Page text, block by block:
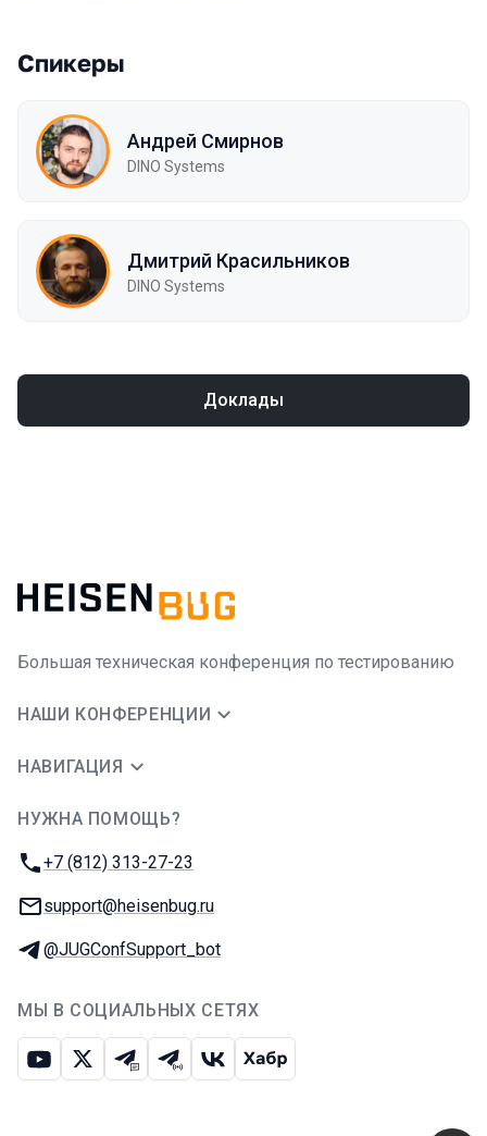
Спикеры
Андрей Смирнов
DINO Systems
Дмитрий Красильников
DINO Systems
Доклады
Большая техническая конференция по тестированию
НАШИ КОНФЕРЕНЦИИ
НАВИГАЦИЯ
НУЖНА ПОМОЩЬ?
Телефон:
+7 (812) 313-27-23
E-mail:
support@heisenbug.ru
Телеграм:
@JUGConfSupport_bot
МЫ В СОЦИАЛЬНЫХ СЕТЯХ
ЮтубИкс Телеграм-чат
Телеграм-канал
ВКонтакте
Хабр